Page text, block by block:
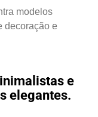
modelos
decoração e
e
elegantes.